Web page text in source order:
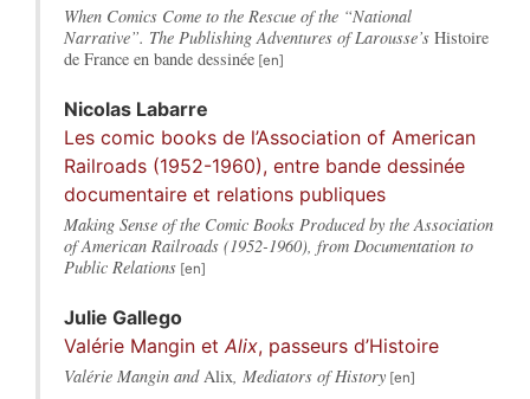
When Comics Come to the Rescue of the “National
Narrative”. The Publishing Adventures of Larousse’s Histoire
de France en bande dessinée
Nicolas Labarre
Les comic books de l’Association of American
Railroads (1952-1960), entre bande dessinée
documentaire et relations publiques
Making Sense of the Comic Books Produced by the Association
of American Railroads (1952-1960), from Documentation to
Public Relations
Julie Gallego
Valérie Mangin et Alix, passeurs d’Histoire
Valérie Mangin andAlix, Mediators of History